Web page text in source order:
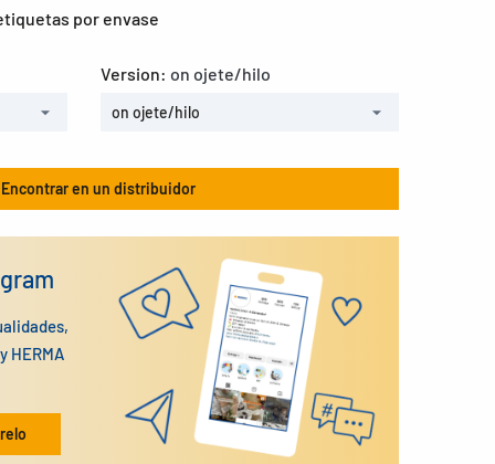
por envase
Version: on ojete/hilo
on ojete/hilo
Encontrar en un distribuidor
HERMA